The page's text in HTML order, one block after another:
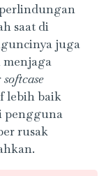
saat di
juga
menjaga
softcase
lebih baik
pengguna
rusak